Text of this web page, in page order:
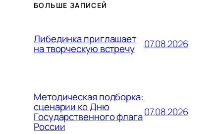
БОЛЬШЕ ЗАПИСЕЙ
Либединка приглашает
на творческую встречу 07.08.2026
Методическая подборка:
сценарии ко Дню
Государственного флага
России
07.08.2026